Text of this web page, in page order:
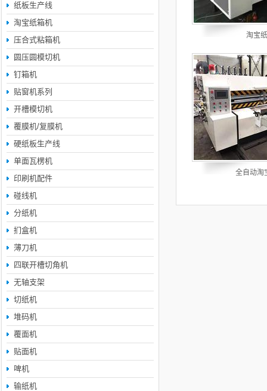
淘宝
全自动淘
纸板生产线
淘宝纸箱机
压合式粘箱机
圆压圆模切机
钉箱机
贴窗机系列
开槽模切机
覆膜机/复膜机
硬纸板生产线
单面瓦楞机
印刷机配件
碰线机
分纸机
扪盒机
薄刀机
四联开槽切角机
无轴支架
切纸机
堆码机
覆面机
贴面机
啤机
输纸机